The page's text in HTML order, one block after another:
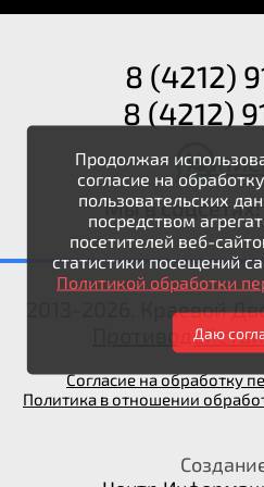
8 (4212)
8 (4212)
Мы в соцсетях:
2013-2026. Краевой
Согласие на обработку
Политика в отношении
Продолжая
согласие на
пользовательских
посредством
посетителей веб-
статистики посещений
Политикой обработки
Даю